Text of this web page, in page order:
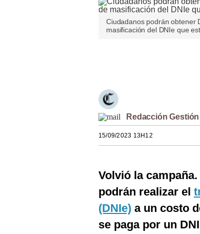
Ciudadanos podrán obtener
masificación del DNIe que
Redacción Gestión
15/09/2023 13H12
Volvió la
podrán realizar el
(DNIe) a un costo
se paga por un